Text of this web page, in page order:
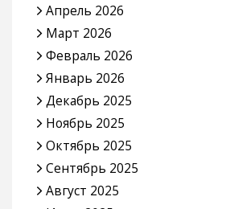
Апрель 2026
Март 2026
Февраль 2026
Январь 2026
Декабрь 2025
Ноябрь 2025
Октябрь 2025
Сентябрь 2025
Август 2025